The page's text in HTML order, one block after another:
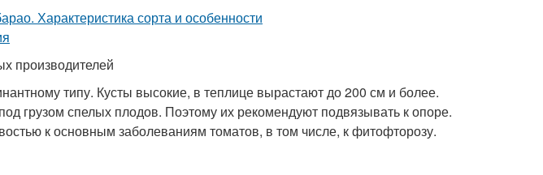
производителей
типу. Кусты высокие, в теплице вырастают до 200 см и более.
грузом спелых плодов. Поэтому их рекомендуют подвязывать к опоре.
к основным заболеваниям томатов, в том числе, к фитофторозу.